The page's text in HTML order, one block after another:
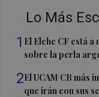
Lo Más
1 El Elche CF está
sobre la perla
2El UCAM CB más
que irán con sus